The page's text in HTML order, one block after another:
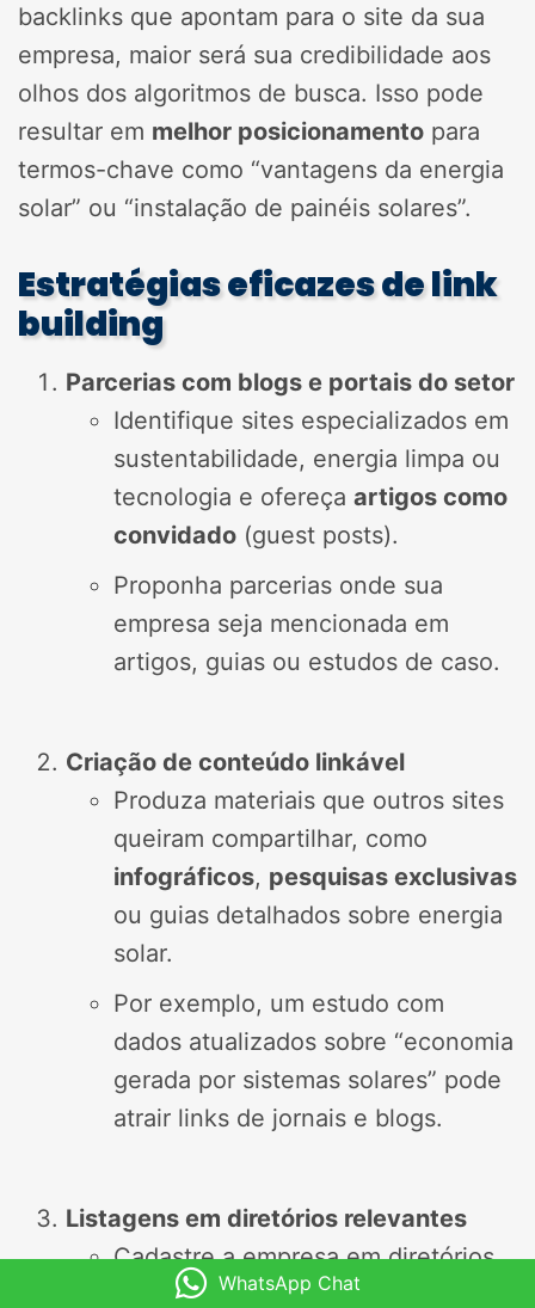
backlinks que apontam para o site da sua
empresa, maior será sua credibilidade aos
olhos dos algoritmos de busca. Isso pode
resultar em melhor posicionamento para
termos-chave como “vantagens da energia
solar” ou “instalação de painéis solares”.
Estratégias eficazes de link
building
Parcerias com blogs e portais do setor
Identifique sites especializados em
sustentabilidade, energia limpa ou
tecnologia e ofereça artigos como
convidado (guest posts).
Proponha parcerias onde sua
empresa seja mencionada em
artigos, guias ou estudos de caso.
Criação de conteúdo linkável
Produza materiais que outros sites
queiram compartilhar, como
infográficos, pesquisas exclusivas
ou guias detalhados sobre energia
solar.
Por exemplo, um estudo com
dados atualizados sobre “economia
gerada por sistemas solares” pode
atrair links de jornais e blogs.
Listagens em diretórios relevantes
Cadastre a empresa em diretórios
online confiáveis e específicos do
WhatsApp Chat